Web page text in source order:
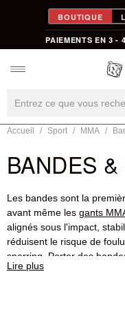
BOUTIQUE
PAIEMENTS EN 3 -
Accueil Sport MMA
BANDES
Les bandes sont la
avant même les gants
alignés sous l'impact,
réduisent le risque de
sparring. Porter des
dès que tu frappes
propose le plus